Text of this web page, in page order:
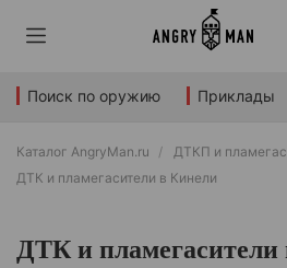
Поиск по оружию Приклады
Каталог AngryMan.ru
ДТКП и
ДТК и пламегасители в Кинели
ДТК и пламегасители